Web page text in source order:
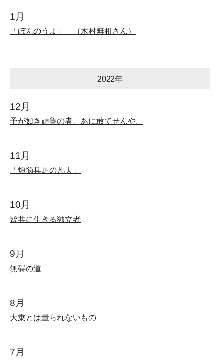
1月
「ぼんのうよ」 （木村無相さん）
2022年
12月
予が如き頑魯の者、あに敢てせんや。
11月
「煩悩具足の凡夫」
10月
皆共に生きる独立者
9月
無碍の道
8月
大乗とは量られないもの
7月